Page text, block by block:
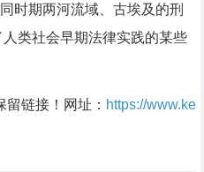
时期两河流域、古埃及的刑
类社会早期法律实践的某些
留链接！网址： https://www.ke